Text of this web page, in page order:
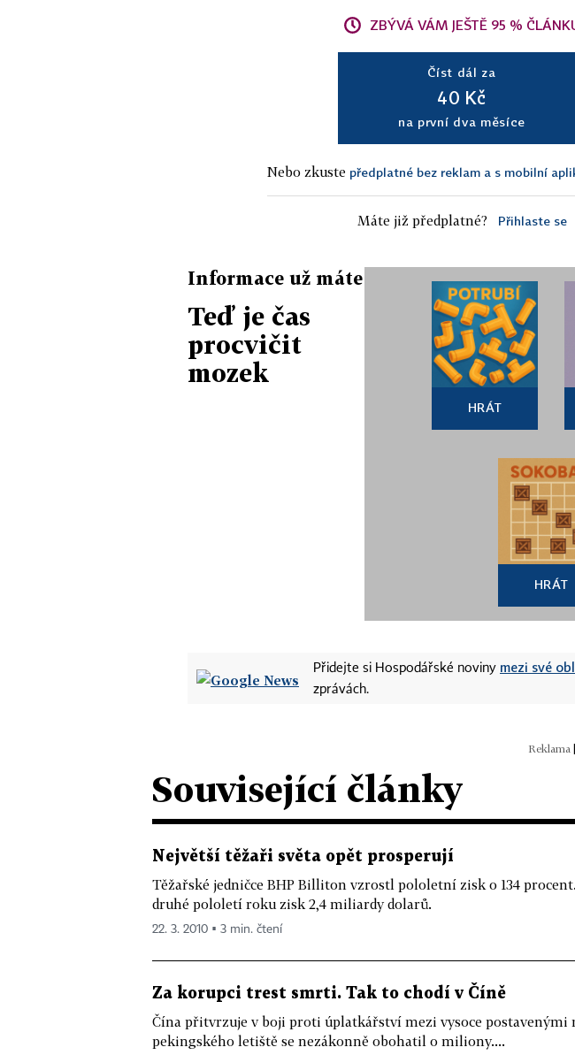
ZBÝVÁ VÁM JEŠTĚ 95 %
Číst dál za
40 Kč
na první dva měsíce
Nebo zkuste předplatné bez reklam a s mobilní
Máte již předplatné? Přihlaste se
Informace už máte
Teď je čas
procvičit
mozek
HRÁT
HRÁT
Přidejte si Hospodářské noviny mezi své
zprávách.
Související články
Největší těžaři světa opět prosperují
Těžařské jedničce BHP Billiton vzrostl pololetní zisk o 134
druhé pololetí roku zisk 2,4 miliardy dolarů.
22. 3. 2010 ▪ 3 min. čtení
Za korupci trest smrti. Tak to chodí v Číně
Čína přitvrzuje v boji proti úplatkářství mezi vysoce postavenými
pekingského letiště se nezákonně obohatil o miliony....